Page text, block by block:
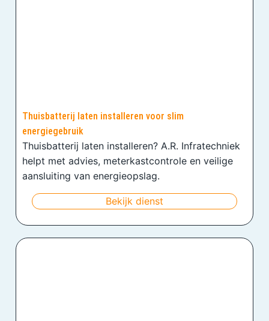
Thuisbatterij laten installeren voor slim
energiegebruik
Thuisbatterij laten installeren? A.R. Infratechniek
helpt met advies, meterkastcontrole en veilige
aansluiting van energieopslag.
Bekijk dienst